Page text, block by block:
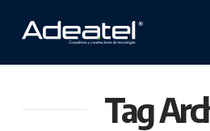
Tag